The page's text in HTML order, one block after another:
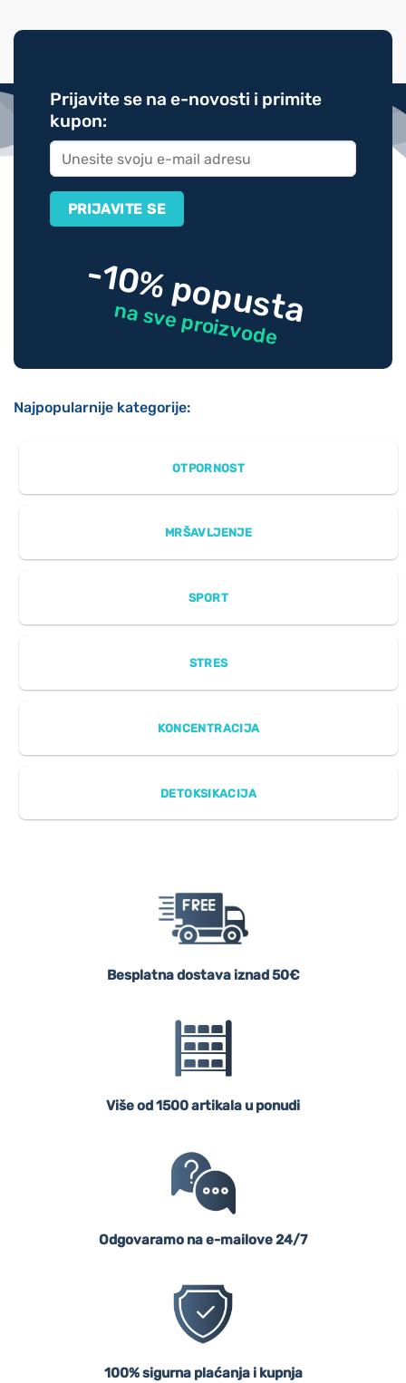
Prijavite se na e-novosti i primite
kupon:
-10% popusta
na sve proizvode
Najpopularnije kategorije:
OTPORNOST
MRŠAVLJENJE
SPORT
STRES
KONCENTRACIJA
DETOKSIKACIJA
Besplatna dostava iznad 50€
Više od 1500 artikala u ponudi
Odgovaramo na e-mailove 24/7
100% sigurna plaćanja i kupnja